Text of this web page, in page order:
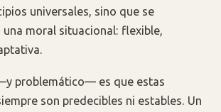
universales, sino que se
moral situacional: flexible,
problemático— es que estas
son predecibles ni estables. Un